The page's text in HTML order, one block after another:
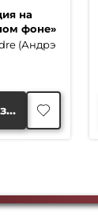
на
фоне»
(Андрэ